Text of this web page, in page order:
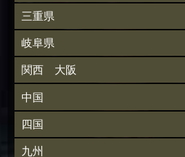
三重県
岐阜県
関西 大阪
中国
四国
九州